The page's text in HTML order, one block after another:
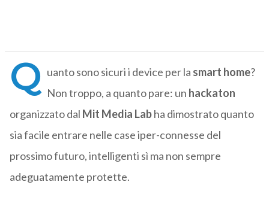
Q uanto sono sicuri i device per la smart home?
Non troppo, a quanto pare: un hackaton
organizzato dal Mit Media Labha dimostrato quanto
sia facile entrare nelle case iper-connesse del
prossimo futuro, intelligenti sì ma non sempre
adeguatamente protette.